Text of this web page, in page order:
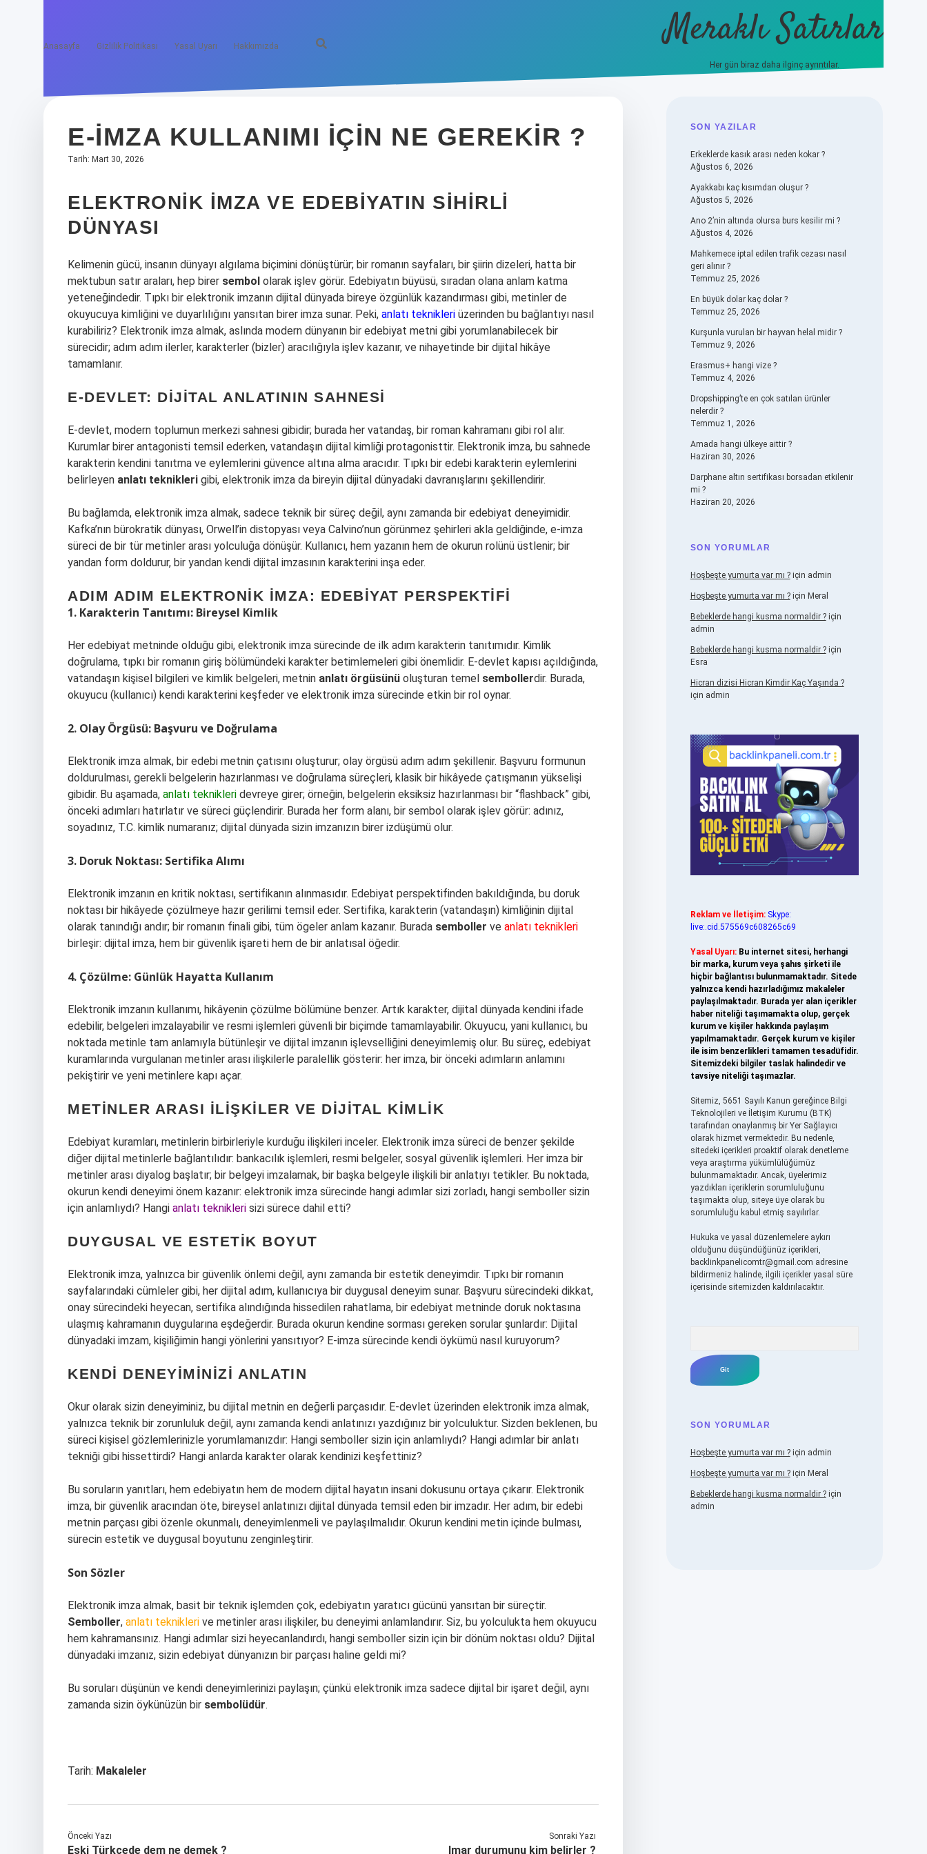
Anasayfa Gizlilik Politikası Yasal Uyarı Hakkımızda Meraklı Satırlar
Her gün biraz daha ilginç ayrıntılar.
E-IMZA KULLANIMI IÇIN NE GEREKIR ?
Tarih: Mart 30, 2026
ELEKTRONIK İMZA VE EDEBIYATIN SIHIRLI
DÜNYASI
Kelimenin gücü, insanın dünyayı algılama biçimini dönüştürür; bir romanın sayfaları, bir şiirin dizeleri, hatta bir
mektubun satır araları, hep birer sembol olarak işlev görür. Edebiyatın büyüsü, sıradan olana anlam katma
yeteneğindedir. Tıpkı bir elektronik imzanın dijital dünyada bireye özgünlük kazandırması gibi, metinler de
okuyucuya kimliğini ve duyarlılığını yansıtan birer imza sunar. Peki, anlatı teknikleri üzerinden bu bağlantıyı nasıl
kurabiliriz? Elektronik imza almak, aslında modern dünyanın bir edebiyat metni gibi yorumlanabilecek bir
sürecidir; adım adım ilerler, karakterler (bizler) aracılığıyla işlev kazanır, ve nihayetinde bir dijital hikâye
tamamlanır.
E-DEVLET: DIJITAL ANLATININ SAHNESI
E-devlet, modern toplumun merkezi sahnesi gibidir; burada her vatandaş, bir roman kahramanı gibi rol alır.
Kurumlar birer antagonisti temsil ederken, vatandaşın dijital kimliği protagonisttir. Elektronik imza, bu sahnede
karakterin kendini tanıtma ve eylemlerini güvence altına alma aracıdır. Tıpkı bir edebi karakterin eylemlerini
belirleyen anlatı teknikleri gibi, elektronik imza da bireyin dijital dünyadaki davranışlarını şekillendirir.
Bu bağlamda, elektronik imza almak, sadece teknik bir süreç değil, aynı zamanda bir edebiyat deneyimidir.
Kafka’nın bürokratik dünyası, Orwell’in distopyası veya Calvino’nun görünmez şehirleri akla geldiğinde, e-imza
süreci de bir tür metinler arası yolculuğa dönüşür. Kullanıcı, hem yazanın hem de okurun rolünü üstlenir; bir
yandan form doldurur, bir yandan kendi dijital imzasının karakterini inşa eder.
ADIM ADIM ELEKTRONIK İMZA: EDEBIYAT PERSPEKTIFI
1. Karakterin Tanıtımı: Bireysel Kimlik
Her edebiyat metninde olduğu gibi, elektronik imza sürecinde de ilk adım karakterin tanıtımıdır. Kimlik
doğrulama, tıpkı bir romanın giriş bölümündeki karakter betimlemeleri gibi önemlidir. E-devlet kapısı açıldığında,
vatandaşın kişisel bilgileri ve kimlik belgeleri, metnin anlatı örgüsünü oluşturan temel sembollerdir. Burada,
okuyucu (kullanıcı) kendi karakterini keşfeder ve elektronik imza sürecinde etkin bir rol oynar.
2. Olay Örgüsü: Başvuru ve Doğrulama
Elektronik imza almak, bir edebi metnin çatısını oluşturur; olay örgüsü adım adım şekillenir. Başvuru formunun
doldurulması, gerekli belgelerin hazırlanması ve doğrulama süreçleri, klasik bir hikâyede çatışmanın yükselişi
gibidir. Bu aşamada, anlatı teknikleri devreye girer; örneğin, belgelerin eksiksiz hazırlanması bir “flashback” gibi,
önceki adımları hatırlatır ve süreci güçlendirir. Burada her form alanı, bir sembol olarak işlev görür: adınız,
soyadınız, T.C. kimlik numaranız; dijital dünyada sizin imzanızın birer izdüşümü olur.
3. Doruk Noktası: Sertifika Alımı
Elektronik imzanın en kritik noktası, sertifikanın alınmasıdır. Edebiyat perspektifinden bakıldığında, bu doruk
noktası bir hikâyede çözülmeye hazır gerilimi temsil eder. Sertifika, karakterin (vatandaşın) kimliğinin dijital
olarak tanındığı andır; bir romanın finali gibi, tüm ögeler anlam kazanır. Burada semboller ve anlatı teknikleri
birleşir: dijital imza, hem bir güvenlik işareti hem de bir anlatısal öğedir.
4. Çözülme: Günlük Hayatta Kullanım
Elektronik imzanın kullanımı, hikâyenin çözülme bölümüne benzer. Artık karakter, dijital dünyada kendini ifade
edebilir, belgeleri imzalayabilir ve resmi işlemleri güvenli bir biçimde tamamlayabilir. Okuyucu, yani kullanıcı, bu
noktada metinle tam anlamıyla bütünleşir ve dijital imzanın işlevselliğini deneyimlemiş olur. Bu süreç, edebiyat
kuramlarında vurgulanan metinler arası ilişkilerle paralellik gösterir: her imza, bir önceki adımların anlamını
pekiştirir ve yeni metinlere kapı açar.
METINLER ARASI İLIŞKILER VE DIJITAL KIMLIK
Edebiyat kuramları, metinlerin birbirleriyle kurduğu ilişkileri inceler. Elektronik imza süreci de benzer şekilde
diğer dijital metinlerle bağlantılıdır: bankacılık işlemleri, resmi belgeler, sosyal güvenlik işlemleri. Her imza bir
metinler arası diyalog başlatır; bir belgeyi imzalamak, bir başka belgeyle ilişkili bir anlatıyı tetikler. Bu noktada,
okurun kendi deneyimi önem kazanır: elektronik imza sürecinde hangi adımlar sizi zorladı, hangi semboller sizin
için anlamlıydı? Hangi anlatı teknikleri sizi sürece dahil etti?
DUYGUSAL VE ESTETIK BOYUT
Elektronik imza, yalnızca bir güvenlik önlemi değil, aynı zamanda bir estetik deneyimdir. Tıpkı bir romanın
sayfalarındaki cümleler gibi, her dijital adım, kullanıcıya bir duygusal deneyim sunar. Başvuru sürecindeki dikkat,
onay sürecindeki heyecan, sertifika alındığında hissedilen rahatlama, bir edebiyat metninde doruk noktasına
ulaşmış kahramanın duygularına eşdeğerdir. Burada okurun kendine sorması gereken sorular şunlardır: Dijital
dünyadaki imzam, kişiliğimin hangi yönlerini yansıtıyor? E-imza sürecinde kendi öykümü nasıl kuruyorum?
KENDI DENEYIMINIZI ANLATIN
Okur olarak sizin deneyiminiz, bu dijital metnin en değerli parçasıdır. E-devlet üzerinden elektronik imza almak,
yalnızca teknik bir zorunluluk değil, aynı zamanda kendi anlatınızı yazdığınız bir yolculuktur. Sizden beklenen, bu
süreci kişisel gözlemlerinizle yorumlamanızdır: Hangi semboller sizin için anlamlıydı? Hangi adımlar bir anlatı
tekniği gibi hissettirdi? Hangi anlarda karakter olarak kendinizi keşfettiniz?
Bu soruların yanıtları, hem edebiyatın hem de modern dijital hayatın insani dokusunu ortaya çıkarır. Elektronik
imza, bir güvenlik aracından öte, bireysel anlatınızı dijital dünyada temsil eden bir imzadır. Her adım, bir edebi
metnin parçası gibi özenle okunmalı, deneyimlenmeli ve paylaşılmalıdır. Okurun kendini metin içinde bulması,
sürecin estetik ve duygusal boyutunu zenginleştirir.
Son Sözler
Elektronik imza almak, basit bir teknik işlemden çok, edebiyatın yaratıcı gücünü yansıtan bir süreçtir.
Semboller, anlatı teknikleri ve metinler arası ilişkiler, bu deneyimi anlamlandırır. Siz, bu yolculukta hem okuyucu
hem kahramansınız. Hangi adımlar sizi heyecanlandırdı, hangi semboller sizin için bir dönüm noktası oldu? Dijital
dünyadaki imzanız, sizin edebiyat dünyanızın bir parçası haline geldi mi?
Bu soruları düşünün ve kendi deneyimlerinizi paylaşın; çünkü elektronik imza sadece dijital bir işaret değil, aynı
zamanda sizin öykünüzün bir sembolüdür.
Tarih: Makaleler
Önceki Yazı
Eski Türkçede dem ne demek ?
Sonraki Yazı
Imar durumunu kim belirler ?
SIDEBAR
SON YAZILAR
Erkeklerde kasık arası neden kokar ?
Ağustos 6, 2026
Ayakkabı kaç kısımdan oluşur ?
Ağustos 5, 2026
Ano 2’nin altında olursa burs kesilir mi ?
Ağustos 4, 2026
Mahkemece iptal edilen trafik cezası nasıl
geri alınır ?
Temmuz 25, 2026
En büyük dolar kaç dolar ?
Temmuz 25, 2026
Kurşunla vurulan bir hayvan helal midir ?
Temmuz 9, 2026
Erasmus+ hangi vize ?
Temmuz 4, 2026
Dropshipping’te en çok satılan ürünler
nelerdir ?
Temmuz 1, 2026
Amada hangi ülkeye aittir ?
Haziran 30, 2026
Darphane altın sertifikası borsadan etkilenir
mi ?
Haziran 20, 2026
SON YORUMLAR
Hoşbeşte yumurta var mı ?için admin
Hoşbeşte yumurta var mı ?için Meral
Bebeklerde hangi kusma normaldir ?için
admin
Bebeklerde hangi kusma normaldir ?için
Esra
Hicran dizisi Hicran Kimdir Kaç Yaşında ?
için admin
Reklam ve İletişim: Skype:
live:.cid.575569c608265c69
Yasal Uyarı: Bu internet sitesi, herhangi
bir marka, kurum veya şahıs şirketi ile
hiçbir bağlantısı bulunmamaktadır. Sitede
yalnızca kendi hazırladığımız makaleler
paylaşılmaktadır. Burada yer alan içerikler
haber niteliği taşımamakta olup, gerçek
kurum ve kişiler hakkında paylaşım
yapılmamaktadır. Gerçek kurum ve kişiler
ile isim benzerlikleri tamamen tesadüfidir.
Sitemizdeki bilgiler taslak halindedir ve
tavsiye niteliği taşımazlar.
Sitemiz, 5651 Sayılı Kanun gereğince Bilgi
Teknolojileri ve İletişim Kurumu (BTK)
tarafından onaylanmış bir Yer Sağlayıcı
olarak hizmet vermektedir. Bu nedenle,
sitedeki içerikleri proaktif olarak denetleme
veya araştırma yükümlülüğümüz
bulunmamaktadır. Ancak, üyelerimiz
yazdıkları içeriklerin sorumluluğunu
taşımakta olup, siteye üye olarak bu
sorumluluğu kabul etmiş sayılırlar.
Hukuka ve yasal düzenlemelere aykırı
olduğunu düşündüğünüz içerikleri,
backlinkpanelicomtr@gmail.com adresine
bildirmeniz halinde, ilgili içerikler yasal süre
içerisinde sitemizden kaldırılacaktır.
SON YORUMLAR
Hoşbeşte yumurta var mı ?için admin
Hoşbeşte yumurta var mı ?için Meral
Bebeklerde hangi kusma normaldir ?için
admin